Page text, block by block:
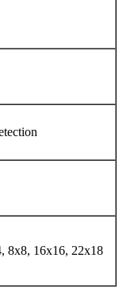
8x8, 16x16, 22x18